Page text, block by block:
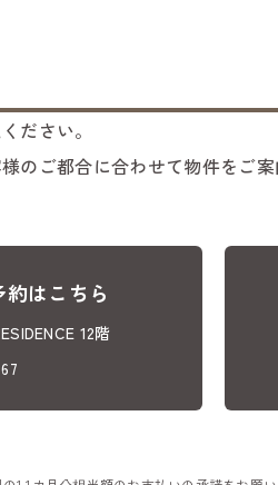
ださい。
のご都合に合わせて物件をご案
はこちら
12階